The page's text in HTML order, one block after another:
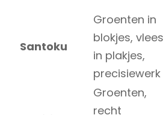
Santoku
Groenten in
blokjes, vlees
in plakjes,
precisiewerk
Groenten,
recht